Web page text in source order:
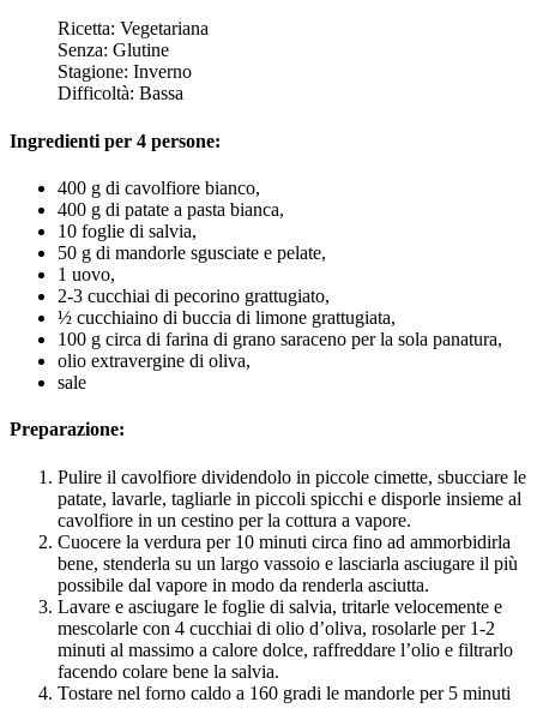
Ricetta: Vegetariana
Senza: Glutine
Stagione: Inverno
Difficoltà: Bassa
Ingredienti per 4 persone:
400 g di cavolfiore bianco,
400 g di patate a pasta bianca,
10 foglie di salvia,
50 g di mandorle sgusciate e pelate,
1 uovo,
2-3 cucchiai di pecorino grattugiato,
½ cucchiaino di buccia di limone grattugiata,
100 g circa di farina di grano saraceno per la sola panatura,
olio extravergine di oliva,
sale
Preparazione:
Pulire il cavolfiore dividendolo in piccole cimette, sbucciare le
patate, lavarle, tagliarle in piccoli spicchi e disporle insieme al
cavolfiore in un cestino per la cottura a vapore.
Cuocere la verdura per 10 minuti circa fino ad ammorbidirla
bene, stenderla su un largo vassoio e lasciarla asciugare il più
possibile dal vapore in modo da renderla asciutta.
Lavare e asciugare le foglie di salvia, tritarle velocemente e
mescolarle con 4 cucchiai di olio d’oliva, rosolarle per 1-2
minuti al massimo a calore dolce, raffreddare l’olio e filtrarlo
facendo colare bene la salvia.
Tostare nel forno caldo a 160 gradi le mandorle per 5 minuti